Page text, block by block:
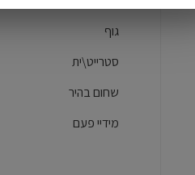
גוף
סטרייט\ית
שחום בהיר
מידיי פעם